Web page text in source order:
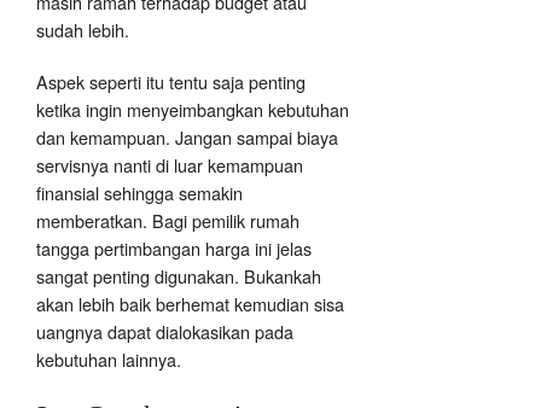
sudah lebih.
Aspek seperti itu tentu saja penting
ketika ingin menyeimbangkan kebutuhan
dan kemampuan. Jangan sampai biaya
servisnya nanti di luar kemampuan
finansial sehingga semakin
memberatkan. Bagi pemilik rumah
tangga pertimbangan harga ini jelas
sangat penting digunakan. Bukankah
akan lebih baik berhemat kemudian sisa
uangnya dapat dialokasikan pada
kebutuhan lainnya.